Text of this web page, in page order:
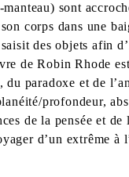
sont
corps dans une
des objets afin
de Robin Rhode
du paradoxe et de
profondeur,
de la pensée et de
d’un extrême à